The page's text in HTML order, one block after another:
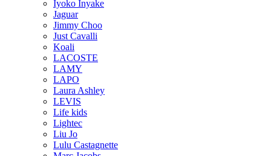
Iyoko Inyake
Jaguar
Jimmy Choo
Just Cavalli
Koali
LACOSTE
LAMY
LAPO
Laura Ashley
LEVIS
Life kids
Lightec
Liu Jo
Lulu Castagnette